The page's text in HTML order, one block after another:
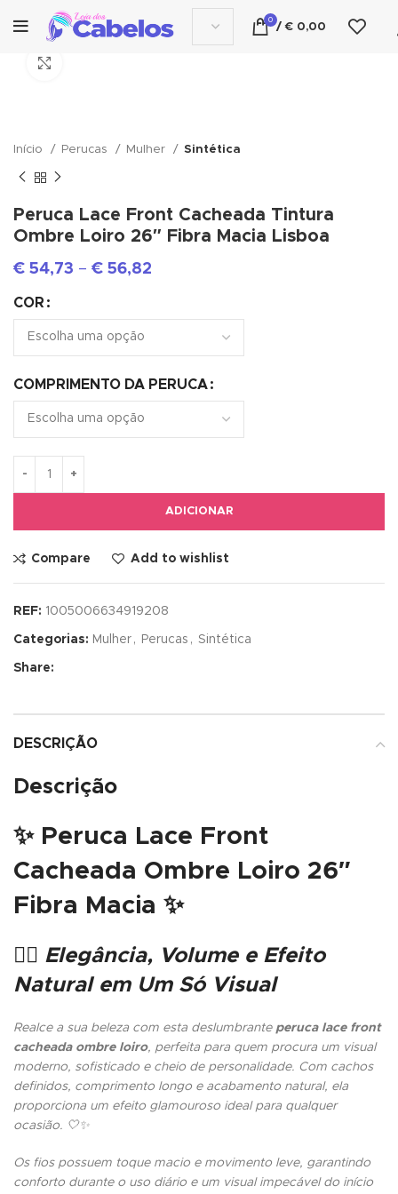
0
/ € 0,00
Início Perucas Mulher Sintética
Peruca Lace Front Cacheada Tintura
Ombre Loiro 26″ Fibra Macia Lisboa
€ 54,73 – € 56,82
COR
COMPRIMENTO DA PERUCA
ADICIONAR
Compare Add to wishlist
REF: 1005006634919208
Categorias: Mulher , Perucas , Sintética
Share:
DESCRIÇÃO
Descrição
✨ Peruca Lace Front
Cacheada Ombre Loiro 26″
Fibra Macia ✨
💁‍♀️ Elegância, Volume e Efeito
Natural em Um Só Visual
Realce a sua beleza com esta deslumbrante peruca lace front
cacheada ombre loiro, perfeita para quem procura um visual
moderno, sofisticado e cheio de personalidade. Com cachos
definidos, comprimento longo e acabamento natural, ela
proporciona um efeito glamouroso ideal para qualquer
ocasião. 🤍✨
Os fios possuem toque macio e movimento leve, garantindo
conforto durante o uso diário e um visual impecável do início